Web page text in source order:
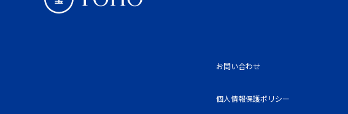
お問い合わせ
個人情報保護ポリシー